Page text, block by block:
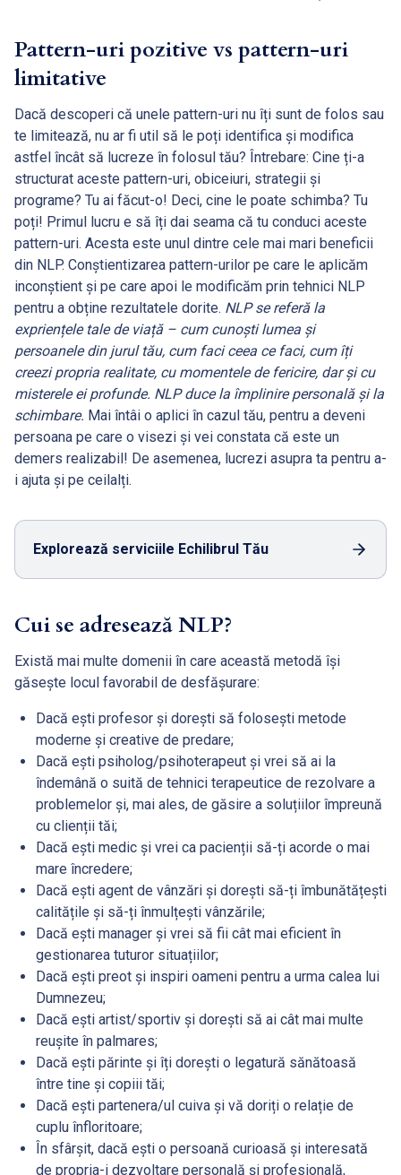
Pattern-uri pozitive vs pattern-uri
limitative
Dacă descoperi că unele pattern-uri nu îți sunt de folos sau
te limitează, nu ar fi util să le poți identifica și modifica
astfel încât să lucreze în folosul tău? Întrebare: Cine ți-a
structurat aceste pattern-uri, obiceiuri, strategii și
programe? Tu ai făcut-o! Deci, cine le poate schimba? Tu
poți! Primul lucru e să îți dai seama că tu conduci aceste
pattern-uri. Acesta este unul dintre cele mai mari beneficii
din NLP. Conștientizarea pattern-urilor pe care le aplicăm
inconștient și pe care apoi le modificăm prin tehnici NLP
pentru a obține rezultatele dorite. NLP se referă la
expriențele tale de viață – cum cunoști lumea și
persoanele din jurul tău, cum faci ceea ce faci, cum îți
creezi propria realitate, cu momentele de fericire, dar și cu
misterele ei profunde. NLP duce la împlinire personală și la
schimbare. Mai întâi o aplici în cazul tău, pentru a deveni
persoana pe care o visezi și vei constata că este un
demers realizabil! De asemenea, lucrezi asupra ta pentru a-
i ajuta și pe ceilalți.
Explorează serviciile Echilibrul Tău
Cui se adresează NLP?
Există mai multe domenii în care această metodă își
găsește locul favorabil de desfășurare:
Dacă ești profesor și dorești să folosești metode
moderne și creative de predare;
Dacă ești psiholog/psihoterapeut și vrei să ai la
îndemână o suită de tehnici terapeutice de rezolvare a
problemelor și, mai ales, de găsire a soluțiilor împreună
cu clienții tăi;
Dacă ești medic și vrei ca pacienții să-ți acorde o mai
mare încredere;
Dacă ești agent de vânzări și dorești să-ți îmbunătățești
calitățile și să-ți înmulțești vânzările;
Dacă ești manager și vrei să fii cât mai eficient în
gestionarea tuturor situațiilor;
Dacă ești preot și inspiri oameni pentru a urma calea lui
Dumnezeu;
Dacă ești artist/sportiv și dorești să ai cât mai multe
reușite în palmares;
Dacă ești părinte și îți dorești o legatură sănătoasă
între tine și copiii tăi;
Dacă ești partenera/ul cuiva și vă doriți o relație de
cuplu înfloritoare;
În sfârșit, dacă ești o persoană curioasă și interesată
de propria-i dezvoltare personală și profesională,